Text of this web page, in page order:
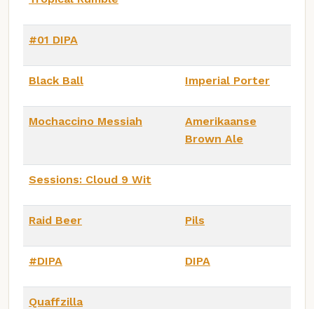
#01 DIPA
Black Ball Imperial Porter
Mochaccino Messiah
Amerikaanse
Brown Ale
Sessions: Cloud 9 Wit
Raid Beer Pils
#DIPA DIPA
Quaffzilla